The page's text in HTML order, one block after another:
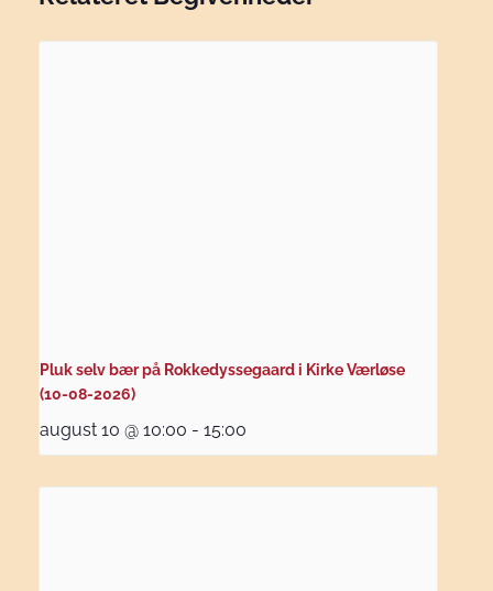
Pluk selv bær på Rokkedyssegaard i Kirke Værløse
(10-08-2026)
august 10 @ 10:00 - 15:00